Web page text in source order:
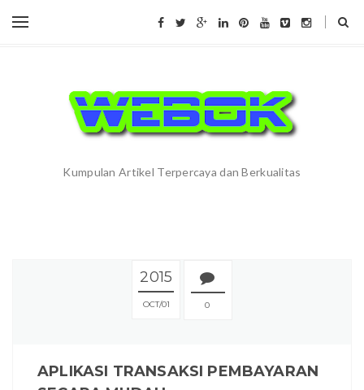
Kumpulan Artikel Terpercaya dan Berkualitas
2015
OCT 01 0
APLIKASI TRANSAKSI PEMBAYARAN